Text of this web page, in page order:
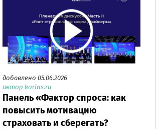
добавлено 05.06.2026
автор korins.ru
Панель «Фактор спроса: как
повысить мотивацию
страховать и сберегать?